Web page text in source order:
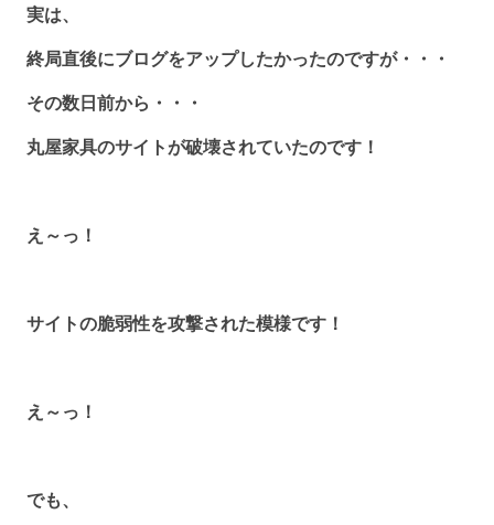
実は、
終局直後にブログをアップしたかったのですが・・・
その数日前から・・・
丸屋家具のサイトが破壊されていたのです！
え～っ！
サイトの脆弱性を攻撃された模様です！
え～っ！
でも、